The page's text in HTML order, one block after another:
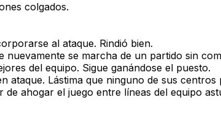
colgados.
al ataque. Rindió bien.
se marcha de un partido sin
del equipo. Sigue ganándose el puesto.
ataque. Lástima que ninguno de sus centros
ahogar el juego entre líneas del equipo